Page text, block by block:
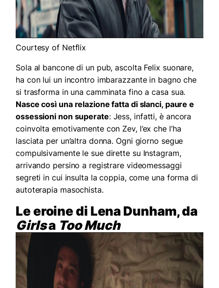
Courtesy of Netflix
Sola al bancone di un pub, ascolta Felix suonare,
ha con lui un incontro imbarazzante in bagno che
si trasforma in una camminata fino a casa sua.
Nasce così una relazione fatta di slanci, paure e
ossessioni non superate: Jess, infatti, è ancora
coinvolta emotivamente con Zev, l’ex che l’ha
lasciata per un’altra donna. Ogni giorno segue
compulsivamente le sue dirette su Instagram,
arrivando persino a registrare videomessaggi
segreti in cui insulta la coppia, come una forma di
autoterapia masochista.
Le eroine di Lena Dunham, da
Girlsa Too Much